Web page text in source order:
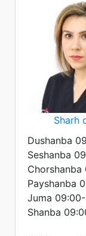
Sharh
Dushanba
Seshanba
Chorshanba
Payshanba
Juma
Shanba